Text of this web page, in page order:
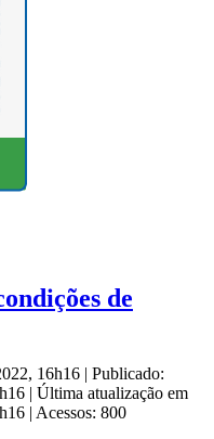
de
16h16 | Publicado:
| Última atualização em
| Acessos: 800